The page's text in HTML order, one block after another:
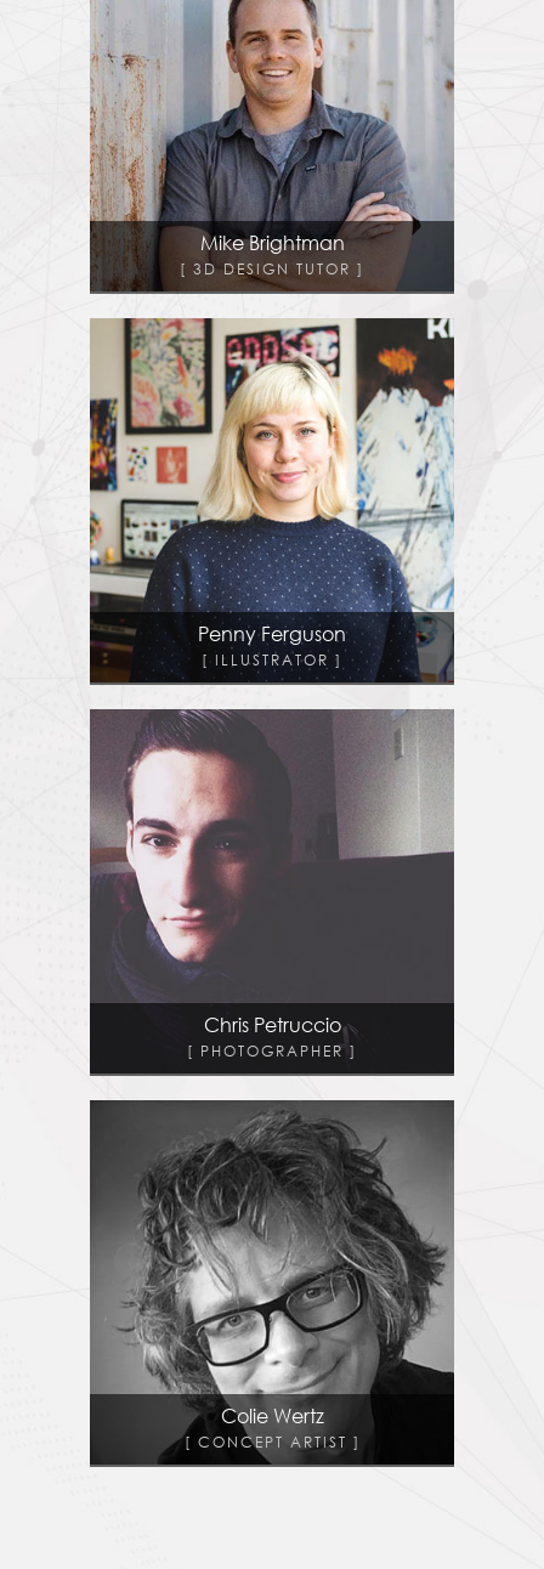
Mike Brightman
3D DESIGN TUTOR
Penny Ferguson
ILLUSTRATOR
Chris Petruccio
PHOTOGRAPHER
Colie Wertz
CONCEPT ARTIST